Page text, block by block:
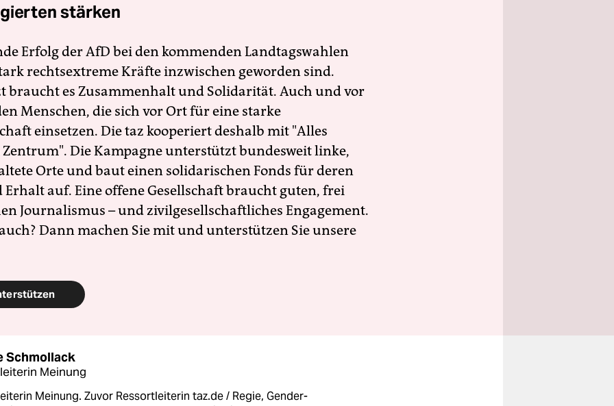
stärken
Erfolg der AfD bei den kommenden Landtagswahlen
rechtsextreme Kräfte inzwischen geworden sind.
braucht es Zusammenhalt und Solidarität. Auch und vor
Menschen, die sich vor Ort für eine starke
einsetzen. Die taz kooperiert deshalb mit "Alles
Die Kampagne unterstützt bundesweit linke,
Orte und baut einen solidarischen Fonds für deren
Erhalt auf. Eine offene Gesellschaft braucht guten, frei
Journalismus – und zivilgesellschaftliches Engagement.
Dann machen Sie mit und unterstützen Sie unsere
Schmollack
Meinung
Meinung. Zuvor Ressortleiterin taz.de / Regie, Gender-